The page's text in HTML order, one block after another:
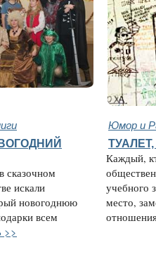
Юмор и
сказочном
искали
новогоднюю
всем
>>
Каждый,
учебного
место,